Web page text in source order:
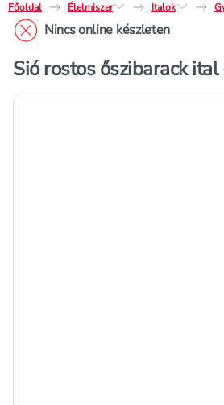
Főoldal
Élelmiszer Italok
Nincs online készleten
Sió rostos őszibarack